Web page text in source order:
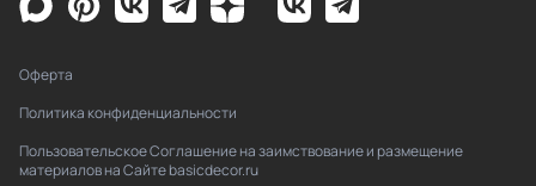
Оферта
Политика конфиденциальности
Пользовательское Соглашение на заимствование и размещение
материалов на Сайте basicdecor.ru